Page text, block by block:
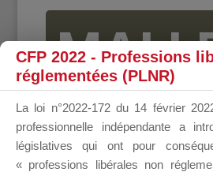
CFP 2022 - Professions
réglementées (PLNR)
La loi n°2022-172 du 14 février
professionnelle indépendante a
législatives qui ont pour
« professions libérales non